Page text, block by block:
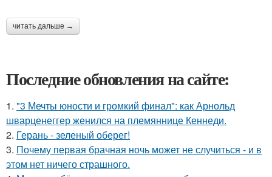
читать дальше →
Последние обновления на сайте:
1. "3 Мечты юности и громкий финал": как Арнольд
шварценеггер женился на племяннице Кеннеди.
2. Герань - зеленый оберег!
3. Почему первая брачная ночь может не случиться - и в
этом нет ничего страшного.